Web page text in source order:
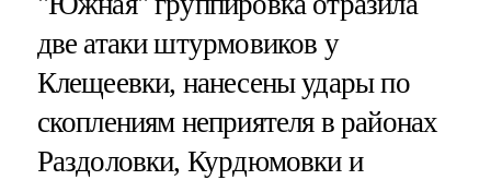
две атаки штурмовиков у
Клещеевки, нанесены удары по
скоплениям неприятеля в районах
Раздоловки, Курдюмовки и